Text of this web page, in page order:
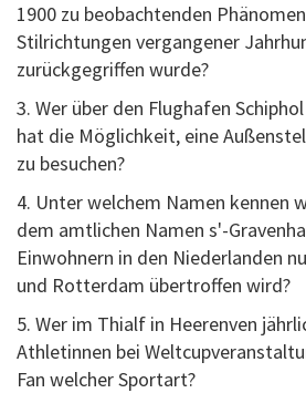
1900 zu beobachtenden
Stilrichtungen vergangener
zurückgegriffen wurde?
3. Wer über den Flughafen
hat die Möglichkeit, eine
zu besuchen?
4. Unter welchem Namen kennen
dem amtlichen Namen s'-
Einwohnern in den Niederlanden
und Rotterdam übertroffen wird?
5. Wer im Thialf in Heerenven
Athletinnen bei
Fan welcher Sportart?